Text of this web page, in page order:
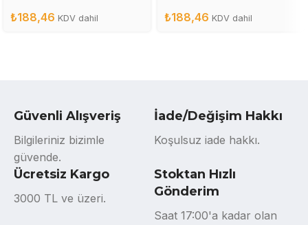
₺188,46 KDV dahil ₺188,46 KDV dahil
Güvenli Alışveriş
Bilgileriniz bizimle
güvende.
İade/Değişim Hakkı
Koşulsuz iade hakkı.
Ücretsiz Kargo
3000 TL ve üzeri.
Stoktan Hızlı
Gönderim
Saat 17:00'a kadar olan